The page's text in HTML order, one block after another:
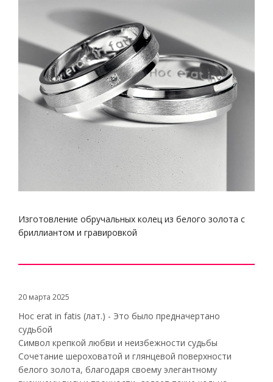
Изготовление обручальных колец из белого золота с
бриллиантом и гравировкой
20 марта 2025
Hoc erat in fatis (лат.) - Это было предначертано
судьбой
Символ крепкой любви и неизбежности судьбы
Сочетание шероховатой и глянцевой поверхности
белого золота, благодаря своему элегантному